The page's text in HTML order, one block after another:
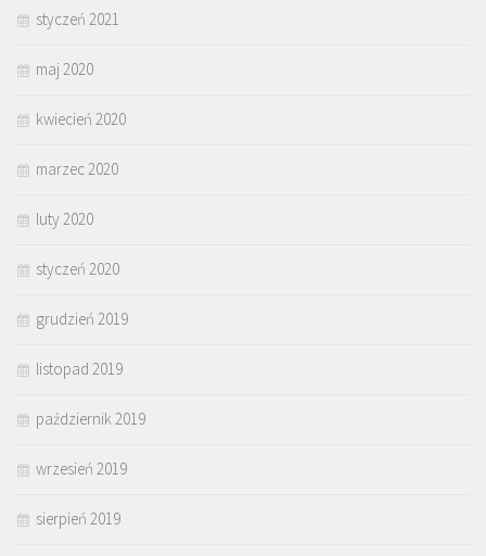
styczeń 2021
maj 2020
kwiecień 2020
marzec 2020
luty 2020
styczeń 2020
grudzień 2019
listopad 2019
październik 2019
wrzesień 2019
sierpień 2019